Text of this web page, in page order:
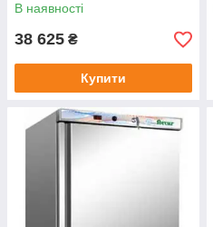
В наявності
38 625 ₴
Купити